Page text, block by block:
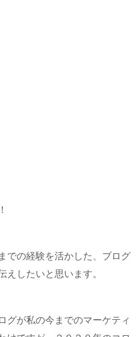
での経験を活かした、ブログ
えしたいと思います。
グが私の今までのマーケティ